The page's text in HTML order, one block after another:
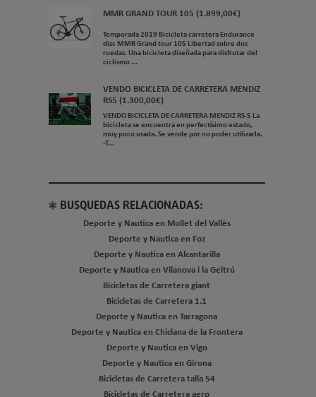
MMR GRAND TOUR 105 (1.899,00€)
Temporada 2019 Bicicleta carretera Endurance
disc MMR Grand tour 105 Libertad sobre dos
ruedas. Una bicicleta diseñada para disfrutar del
ciclismo ...
VENDO BICICLETA DE CARRETERA MENDIZ
RS5 (1.300,00€)
VENDO BICICLETA DE CARRETERA MENDIZ RS-5 La
bicicleta se encuentra en perfectísimo estado,
muy poco usada. Se vende por no poder utilizarla.
-T...
BUSQUEDAS RELACIONADAS:
Deporte y Nautica en Mollet del Vallès
Deporte y Nautica en Foz
Deporte y Nautica en Alcantarilla
Deporte y Nautica en Vilanova i la Geltrú
Bicicletas de Carretera giant
Bicicletas de Carretera 1.1
Deporte y Nautica en Tarragona
Deporte y Nautica en Chiclana de la Frontera
Deporte y Nautica en Vigo
Deporte y Nautica en Girona
Bicicletas de Carretera talla 54
Bicicletas de Carretera aero